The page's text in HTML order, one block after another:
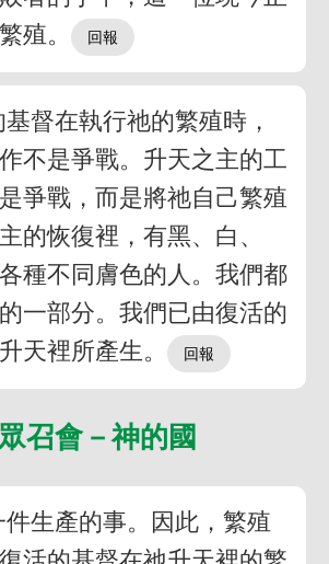
殖。
督在執行祂的繁殖時，
不是爭戰。升天之主的工
爭戰，而是將祂自己繁殖
的恢復裡，有黑、白、
種不同膚色的人。我們都
一部分。我們已由復活的
天裡所產生。
召會－神的國
生產的事。因此，繁殖